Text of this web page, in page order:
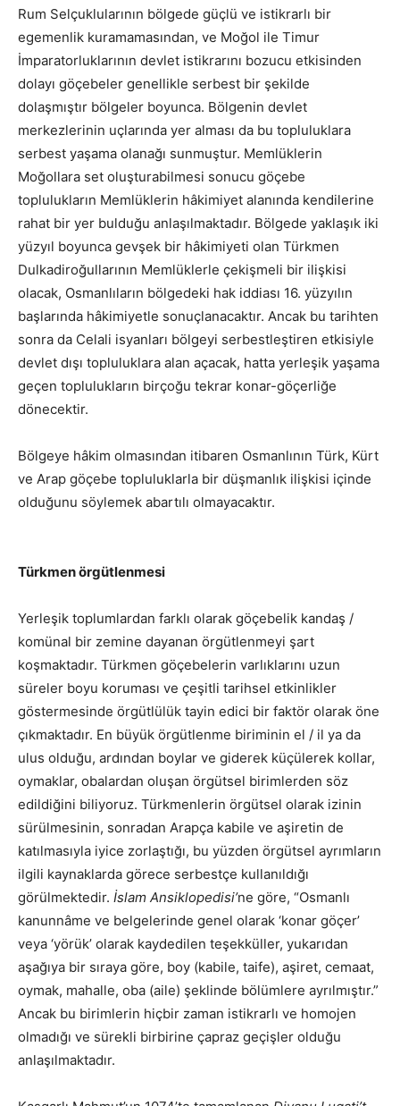
Rum Selçuklularının bölgede güçlü ve istikrarlı bir
egemenlik kuramamasından, ve Moğol ile Timur
İmparatorluklarının devlet istikrarını bozucu etkisinden
dolayı göçebeler genellikle serbest bir şekilde
dolaşmıştır bölgeler boyunca. Bölgenin devlet
merkezlerinin uçlarında yer alması da bu topluluklara
serbest yaşama olanağı sunmuştur. Memlüklerin
Moğollara set oluşturabilmesi sonucu göçebe
toplulukların Memlüklerin hâkimiyet alanında kendilerine
rahat bir yer bulduğu anlaşılmaktadır. Bölgede yaklaşık iki
yüzyıl boyunca gevşek bir hâkimiyeti olan Türkmen
Dulkadiroğullarının Memlüklerle çekişmeli bir ilişkisi
olacak, Osmanlıların bölgedeki hak iddiası 16. yüzyılın
başlarında hâkimiyetle sonuçlanacaktır. Ancak bu tarihten
sonra da Celali isyanları bölgeyi serbestleştiren etkisiyle
devlet dışı topluluklara alan açacak, hatta yerleşik yaşama
geçen toplulukların birçoğu tekrar konar-göçerliğe
dönecektir.
Bölgeye hâkim olmasından itibaren Osmanlının Türk, Kürt
ve Arap göçebe topluluklarla bir düşmanlık ilişkisi içinde
olduğunu söylemek abartılı olmayacaktır.
Türkmen örgütlenmesi
Yerleşik toplumlardan farklı olarak göçebelik kandaş /
komünal bir zemine dayanan örgütlenmeyi şart
koşmaktadır. Türkmen göçebelerin varlıklarını uzun
süreler boyu koruması ve çeşitli tarihsel etkinlikler
göstermesinde örgütlülük tayin edici bir faktör olarak öne
çıkmaktadır. En büyük örgütlenme biriminin el / il ya da
ulus olduğu, ardından boylar ve giderek küçülerek kollar,
oymaklar, obalardan oluşan örgütsel birimlerden söz
edildiğini biliyoruz. Türkmenlerin örgütsel olarak izinin
sürülmesinin, sonradan Arapça kabile ve aşiretin de
katılmasıyla iyice zorlaştığı, bu yüzden örgütsel ayrımların
ilgili kaynaklarda görece serbestçe kullanıldığı
görülmektedir. İslam Ansiklopedisi’ne göre, “Osmanlı
kanunnâme ve belgelerinde genel olarak ‘konar göçer’
veya ‘yörük’ olarak kaydedilen teşekküller, yukarıdan
aşağıya bir sıraya göre, boy (kabile, taife), aşiret, cemaat,
oymak, mahalle, oba (aile) şeklinde bölümlere ayrılmıştır.”
Ancak bu birimlerin hiçbir zaman istikrarlı ve homojen
olmadığı ve sürekli birbirine çapraz geçişler olduğu
anlaşılmaktadır.